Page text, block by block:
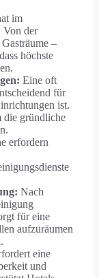
im
Von der
–
höchste
Eine oft
für
ist.
die gründliche
erfordern
Nach
für eine
aufzuräumen
eine
und